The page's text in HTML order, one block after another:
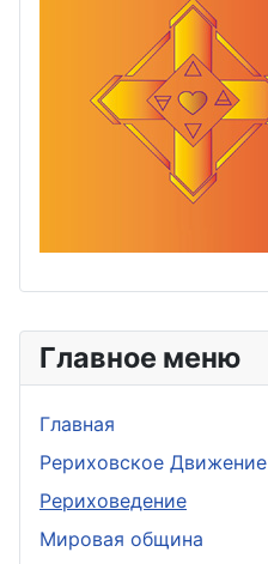
Главное меню
Главная
Рериховское Движение
Рериховедение
Мировая община